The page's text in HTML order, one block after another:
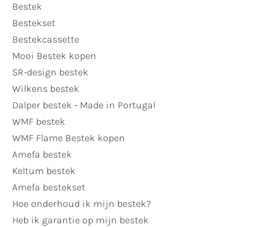
Bestek
Bestekset
Bestekcassette
Mooi Bestek kopen
SR-design bestek
Wilkens bestek
Dalper bestek - Made in Portugal
WMF bestek
WMF Flame Bestek kopen
Amefa bestek
Keltum bestek
Amefa bestekset
Hoe onderhoud ik mijn bestek?
Heb ik garantie op mijn bestek